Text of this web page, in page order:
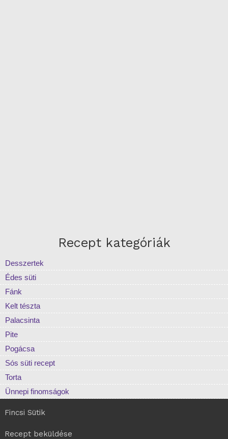
Recept kategóriák
Desszertek
Édes süti
Fánk
Kelt tészta
Palacsinta
Pite
Pogácsa
Sós süti recept
Torta
Ünnepi finomságok
Fincsi Sütik
Recept beküldése